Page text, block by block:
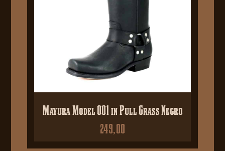
Mayura Model 001 in Pull Grass Negro
249,00